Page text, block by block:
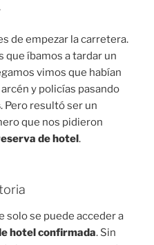
de empezar la carretera.
que íbamos a tardar un
vimos que habían
y policías pasando
. Pero resultó ser un
que nos pidieron
de hotel.
solo se puede acceder a
hotel confirmada. Sin